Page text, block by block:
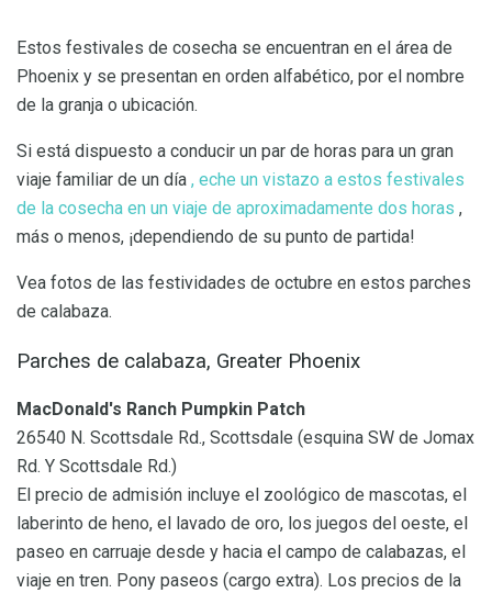
Estos festivales de cosecha se encuentran en el área de
Phoenix y se presentan en orden alfabético, por el nombre
de la granja o ubicación.
Si está dispuesto a conducir un par de horas para un gran
viaje familiar de un día , eche un vistazo a estos festivales
de la cosecha en un viaje de aproximadamente dos horas ,
más o menos, ¡dependiendo de su punto de partida!
Vea fotos de las festividades de octubre en estos parches
de calabaza.
Parches de calabaza, Greater Phoenix
MacDonald's Ranch Pumpkin Patch
26540 N. Scottsdale Rd., Scottsdale (esquina SW de Jomax
Rd. Y Scottsdale Rd.)
El precio de admisión incluye el zoológico de mascotas, el
laberinto de heno, el lavado de oro, los juegos del oeste, el
paseo en carruaje desde y hacia el campo de calabazas, el
viaje en tren. Pony paseos (cargo extra). Los precios de la